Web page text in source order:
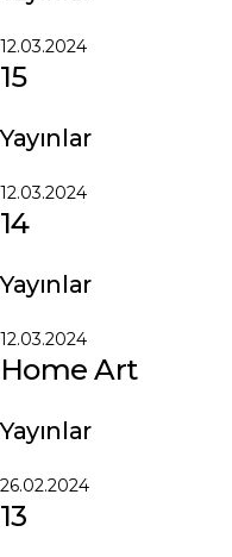
12.03.2024
15
Yayınlar
12.03.2024
14
Yayınlar
12.03.2024
Home Art
Yayınlar
26.02.2024
13